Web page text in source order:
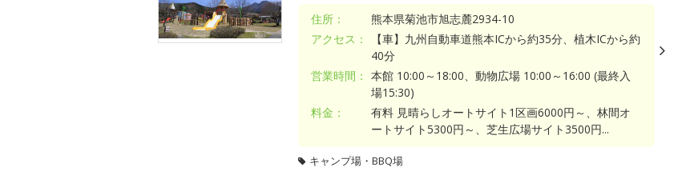
住所：
熊本県菊池市旭志麓2934-10
アクセス：
【車】九州自動車道熊本ICから約35分、植木ICから約
40分
営業時間： 本館 10:00～18:00、動物広場 10:00～16:00 (最終入
場15:30)
料金：
有料 見晴らしオートサイト1区画6000円～、林間オ
ートサイト5300円～、芝生広場サイト3500円...
キャンプ場・BBQ場